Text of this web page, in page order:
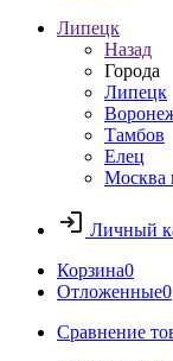
Липецк
Назад
Города
Липецк
Тамбов
Елец
Москва
Личный
Корзина0
Отложенные0
Сравнение